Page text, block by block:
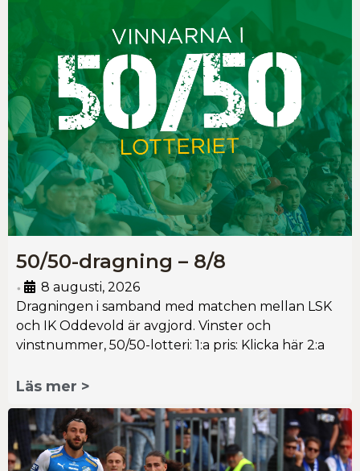
50/50-dragning – 8/8
•
8 augusti, 2026
Dragningen i samband med matchen mellan LSK
och IK Oddevold är avgjord. Vinster och
vinstnummer, 50/50-lotteri: 1:a pris: Klicka här 2:a
Läs mer >